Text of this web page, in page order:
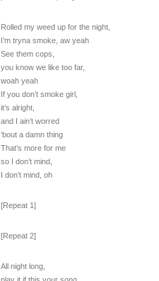
Rolled my weed up for the night,
I’m tryna smoke, aw yeah
See them cops,
you know we like too far,
woah yeah
If you don’t smoke girl,
it’s alright,
and I ain’t worred
‘bout a damn thing
That’s more for me
so I don’t mind,
I don’t mind, oh
[Repeat 1]
[Repeat 2]
All night long,